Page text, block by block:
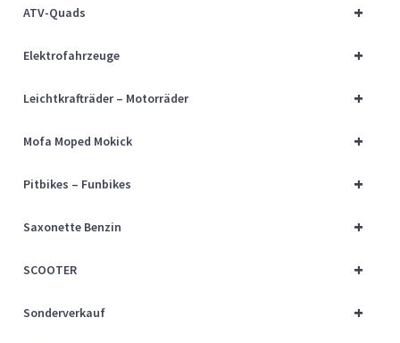
Widerrufsbelehrung
Cart
Checkout
My account
+
ATV-Quads
+
Elektrofahrzeuge
+
Leichtkrafträder – Motorräder
+
Mofa Moped Mokick
+
Pitbikes – Funbikes
+
Saxonette Benzin
+
SCOOTER
+
Sonderverkauf